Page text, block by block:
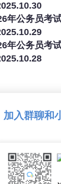
年公务员考
年公务员考
加入群聊和